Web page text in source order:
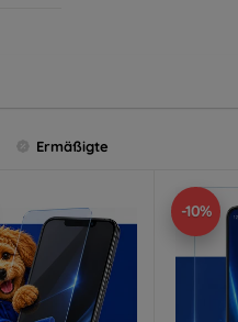
Ermäßigte
-10%